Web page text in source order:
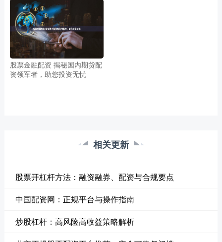
股票金融配资 揭秘国内期货配
资领军者，助您投资无忧
相关更新
股票开杠杆方法：融资融券、配资与合规要点
中国配资网：正规平台与操作指南
炒股杠杆：高风险高收益策略解析